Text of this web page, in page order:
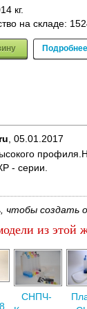
кг.
на складе:
Подробнее
05.01.2017
- серии.
чтобы создать
из этой
СНПЧ-